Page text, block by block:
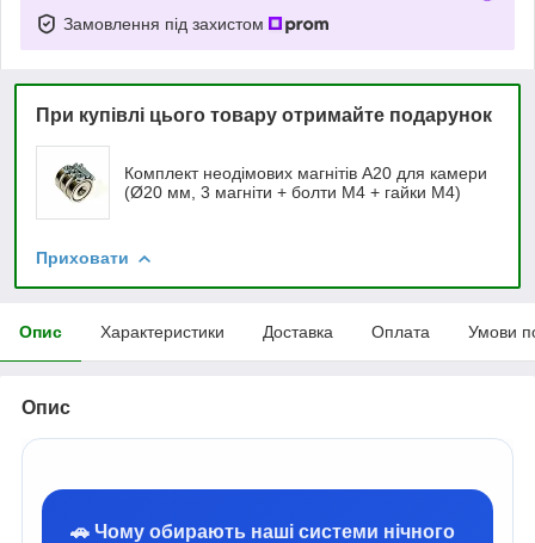
Замовлення під захистом
При купівлі цього товару отримайте подарунок
Комплект неодімових магнітів А20 для камери
(Ø20 мм, 3 магніти + болти М4 + гайки М4)
Приховати
Опис Характеристики Доставка Оплата Умови
Опис
🚗 Чому обирають наші системи нічного